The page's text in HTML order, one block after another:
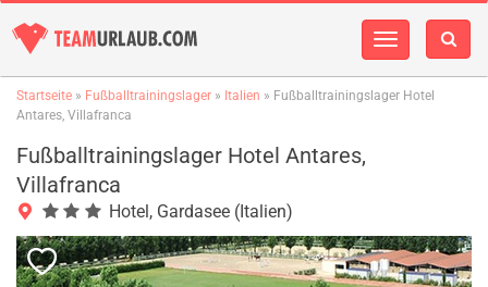
Navigation
Startseite » Fußballtrainingslager » Italien » Fußballtrainingslager Hotel
Antares, Villafranca
Fußballtrainingslager Hotel Antares,
Villafranca
Hotel, Gardasee (Italien)